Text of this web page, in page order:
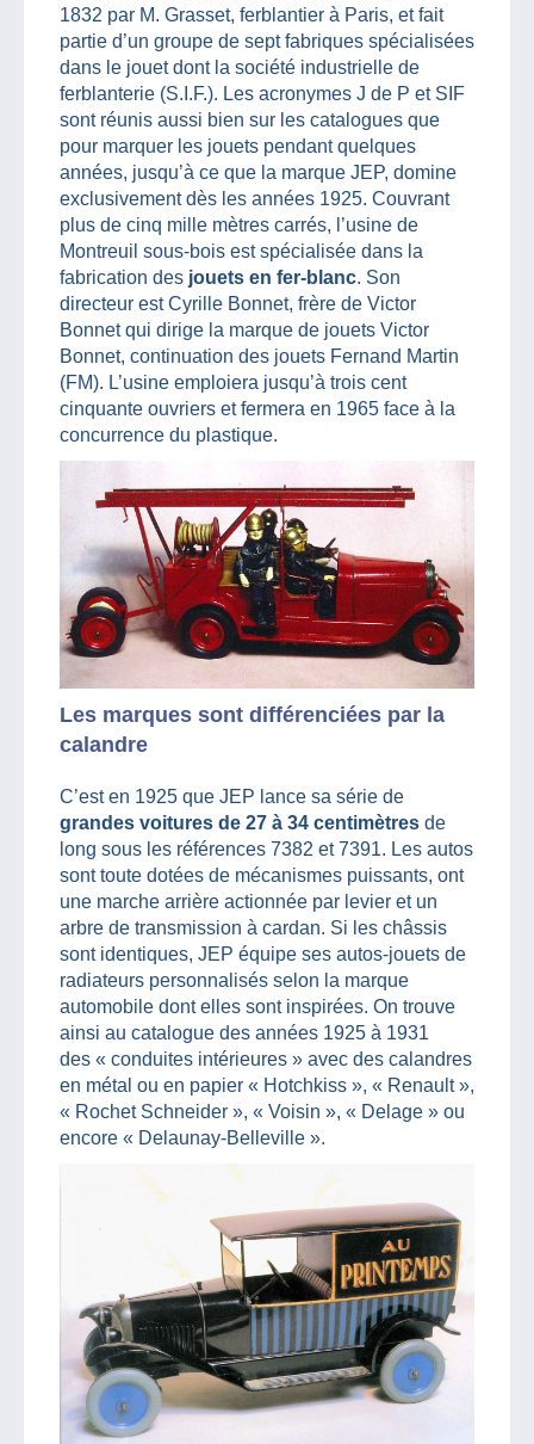
1832 par M. Grasset, ferblantier à Paris, et fait
partie d’un groupe de sept fabriques spécialisées
dans le jouet dont la société industrielle de
ferblanterie (S.I.F.). Les acronymes J de P et SIF
sont réunis aussi bien sur les catalogues que
pour marquer les jouets pendant quelques
années, jusqu’à ce que la marque JEP, domine
exclusivement dès les années 1925. Couvrant
plus de cinq mille mètres carrés, l’usine de
Montreuil sous-bois est spécialisée dans la
fabrication des jouets en fer-blanc. Son
directeur est Cyrille Bonnet, frère de Victor
Bonnet qui dirige la marque de jouets Victor
Bonnet, continuation des jouets Fernand Martin
(FM). L’usine emploiera jusqu’à trois cent
cinquante ouvriers et fermera en 1965 face à la
concurrence du plastique.
Les marques sont différenciées par la
calandre
C’est en 1925 que JEP lance sa série de
grandes voitures de 27 à 34 centimètres de
long sous les références 7382 et 7391. Les autos
sont toute dotées de mécanismes puissants, ont
une marche arrière actionnée par levier et un
arbre de transmission à cardan. Si les châssis
sont identiques, JEP équipe ses autos-jouets de
radiateurs personnalisés selon la marque
automobile dont elles sont inspirées. On trouve
ainsi au catalogue des années 1925 à 1931
des « conduites intérieures » avec des calandres
en métal ou en papier « Hotchkiss », « Renault »,
« Rochet Schneider », « Voisin », « Delage » ou
encore « Delaunay-Belleville ».